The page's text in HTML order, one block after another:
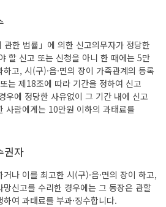
관한 법률」에 의한 신고의무자가 정당한
할 신고 또는 신청을 아니 한 때에는 5만
고, 시(구)·읍·면의 장이 가족관계의 등록
는 제18조에 따라 기간을 정하여 신고
우에 정당한 사유없이 그 기간 내에 신고
사람에게는 10만원 이하의 과태료를
권자
나 이를 최고한 시(구)·읍·면의 장이 하고,
신고를 수리한 경우에는 그 동장은 관할
여 과태료를 부과·징수합니다.